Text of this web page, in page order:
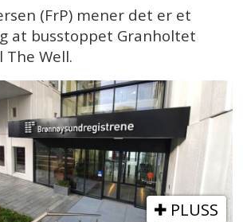
(FrP) mener det er et
at busstoppet Granholtet
Well.
PLUSS